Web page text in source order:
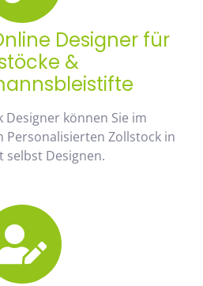
Designer für
&
Designer können Sie im
Zollstock in
selbst Designen.